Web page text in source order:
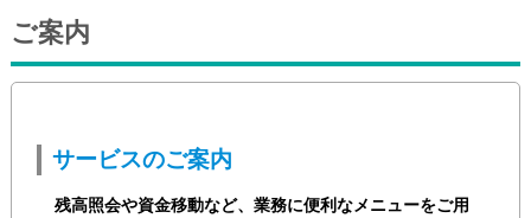
ご案内
サービスのご案内
残高照会や資金移動など、業務に便利なメニューをご用